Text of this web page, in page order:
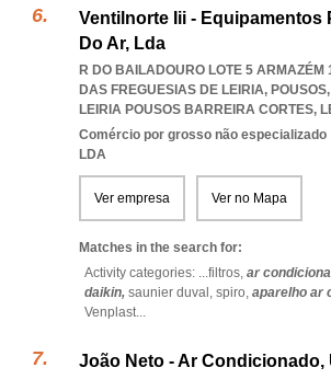
Ventilnorte Iii - Equipamentos
Do Ar, Lda
R DO BAILADOURO LOTE 5 ARMAZÉM
DAS FREGUESIAS DE LEIRIA, POUSOS,
LEIRIA POUSOS BARREIRA CORTES,
Comércio por grosso não especializado
LDA
Ver empresa Ver no Mapa
Matches in the search for:
Activity categories: ...filtros, ar
daikin, saunier duval, spiro, aparelho ar
Venplast...
João Neto - Ar Condicionado,